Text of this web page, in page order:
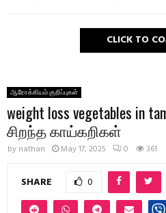
CLICK TO
ஆரோக்கியம் குறிப்புகள்
weight loss vegetables in
சிறந்த காய்கறிகள்
by nathan May 17, 2025 0 361
SHARE 0